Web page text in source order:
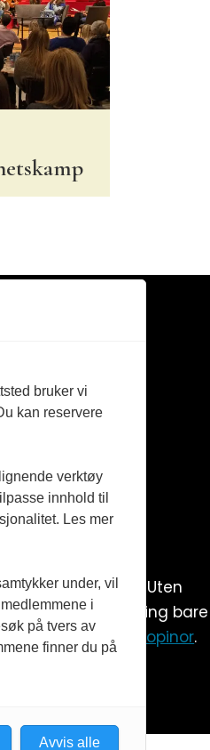
åndsverksloven. Uten
avtale med
Kopinor.
bruker vi
kan reservere
verktøy
innhold til
Les mer
under, vil
i
på tvers av
finner du på
Avvis alle